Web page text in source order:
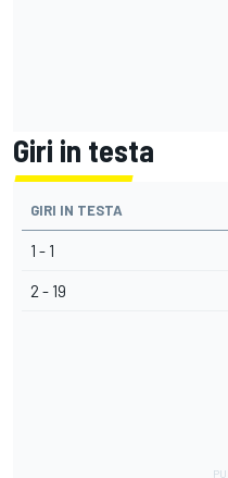
Giri in testa
GIRI IN TESTA
1 - 1
2 - 19